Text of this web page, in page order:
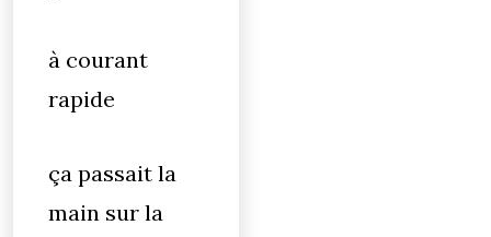
à courant
rapide
ça passait la
main sur la